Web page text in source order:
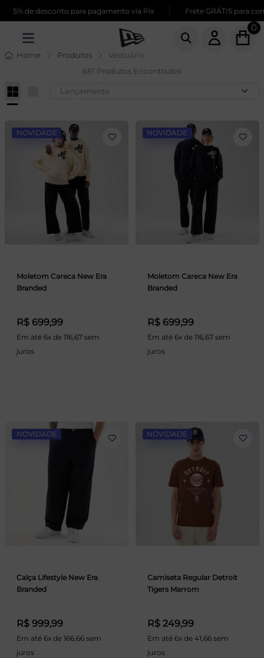
desconto para pagamento via Pix | Frete GRÁTIS para compras
0
Home Produtos Vestuário
681 Produtos Encontrados
NOVIDADE
Moletom Careca New Era
Branded
R$ 699,99
Em até 6x de 116,67 sem
juros
NOVIDADE
Moletom Careca New Era
Branded
R$ 699,99
Em até 6x de 116,67 sem
juros
NOVIDADE
Calça Lifestyle New Era
Branded
R$ 999,99
Em até 6x de 166,66 sem
juros
NOVIDADE
Camiseta Regular Detroit
Tigers Marrom
R$ 249,99
Em até 6x de 41,66 sem
juros